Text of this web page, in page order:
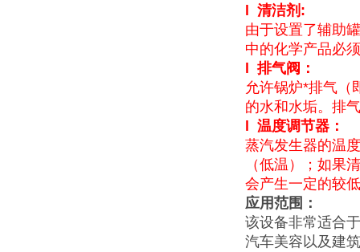
清洁剂:
由于设置了辅助
中的化学产品必
排气阀 ：
允许锅炉*排气（
的水和水垢。排
温度调节器 ：
蒸汽发生器的温
（低温）；如果
会产生一定的较
应用范围：
该设备非常适合
汽车美容以及建